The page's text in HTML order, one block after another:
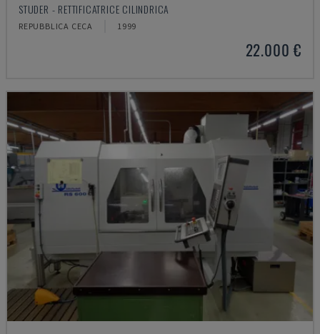
STUDER - RETTIFICATRICE CILINDRICA
REPUBBLICA CECA 1999
22.000 €